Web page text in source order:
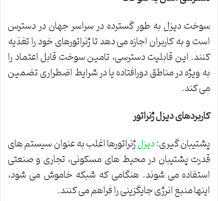
سوخت دیزل به طور گسترده در سراسر جهان در دسترس
است و به کاربران اجازه می دهد تا ژنراتورهای خود را تغذیه
کنند. این قابلیت دسترسی، تامین سوخت قابل اعتماد را
به ویژه در مناطق دورافتاده یا در شرایط اضطراری تضمین
می کند.
کاربردهای دیزل ژنراتور
پشتیبان گیری:دیزلژنراتورها اغلب به عنوان سیستم های
قدرت پشتیبان در محیط های مسکونی، تجاری و صنعتی
استفاده می شوند. هنگامی که شبکه خاموش می شود،
اینها منبع انرژی جایگزینی را فراهم می کنند.